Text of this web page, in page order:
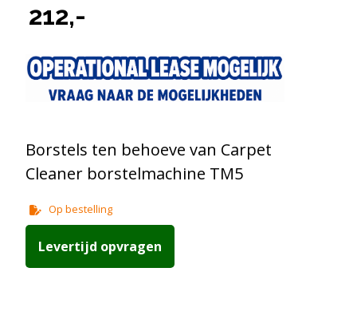
212,-
Borstels ten behoeve van Carpet
Cleaner borstelmachine TM5
Op bestelling
Levertijd opvragen